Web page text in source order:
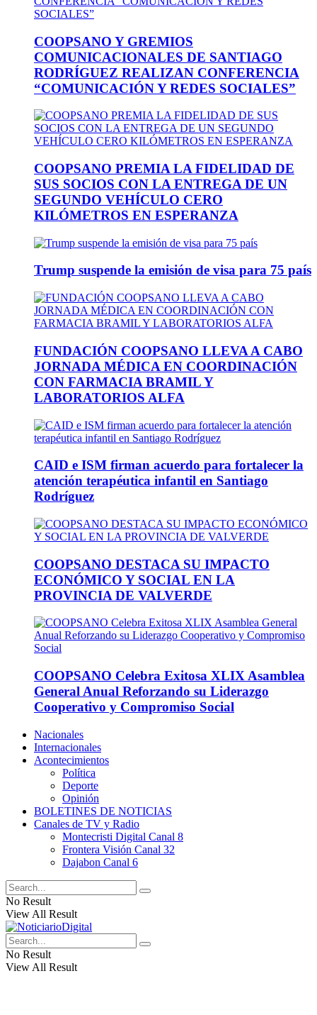
COOPSANO Y GREMIOS
COMUNICACIONALES DE SANTIAGO
RODRÍGUEZ REALIZAN CONFERENCIA
“COMUNICACIÓN Y REDES SOCIALES”
COOPSANO PREMIA LA FIDELIDAD DE
SUS SOCIOS CON LA ENTREGA DE UN
SEGUNDO VEHÍCULO CERO
KILÓMETROS EN ESPERANZA
Trump suspende la emisión de visa para 75 país
FUNDACIÓN COOPSANO LLEVA A CABO
JORNADA MÉDICA EN COORDINACIÓN
CON FARMACIA BRAMIL Y
LABORATORIOS ALFA
CAID e ISM firman acuerdo para fortalecer la
atención terapéutica infantil en Santiago
Rodríguez
COOPSANO DESTACA SU IMPACTO
ECONÓMICO Y SOCIAL EN LA
PROVINCIA DE VALVERDE
COOPSANO Celebra Exitosa XLIX Asamblea
General Anual Reforzando su Liderazgo
Cooperativo y Compromiso Social
Nacionales
Internacionales
Acontecimientos
Política
Deporte
Opinión
BOLETINES DE NOTICIAS
Canales de TV y Radio
Montecristi Digital Canal 8
Frontera Visión Canal 32
Dajabon Canal 6
No Result
View All Result
No Result
View All Result